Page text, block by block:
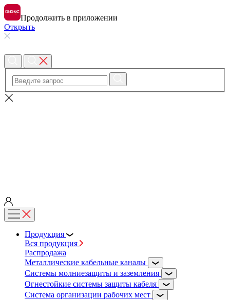
Продолжить в приложении
Открыть
Продукция
Вся продукция
Распродажа
Металлические кабельные каналы
Системы молниезащиты и заземления
Огнестойкие системы защиты кабеля
Система организации рабочих мест